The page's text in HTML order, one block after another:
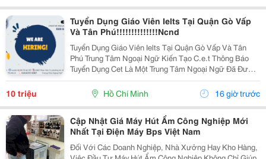
Tuyển Dụng Giáo Viên Ielts Tại Quận Gò Vấp
Và Tân Phú!!!!!!!!!!!!!!Ncnd
Tuyển Dụng Giáo Viên Ielts Tại Quận Gò Vấp Và Tân
Phú Trung Tâm Ngoại Ngữ Kiến Tạo C.e.t Thông Báo
Tuyển Dụng Cet Là Một Trung Tâm Ngoại Ngữ Đã Được
Thành Lập 16 Năm Chuyên Về Chương Trình Anh Văn
Học Thuật Ielts &Ndash; Toefl Ibt. Trung Tâm...
10 triệu Hồ Chí Minh 16 giờ trước
Cập Nhật Giá Máy Hút Ẩm Công Nghiệp Mới
Nhất Tại Điện Máy Bps Việt Nam
Đối Với Các Doanh Nghiệp, Nhà Xưởng Hay Kho Hàng,